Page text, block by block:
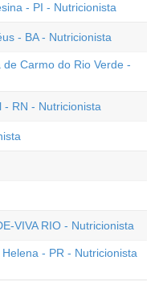
- PI - Nutricionista
- BA - Nutricionista
Carmo do Rio Verde -
- RN - Nutricionista
VIVA RIO - Nutricionista
- PR - Nutricionista